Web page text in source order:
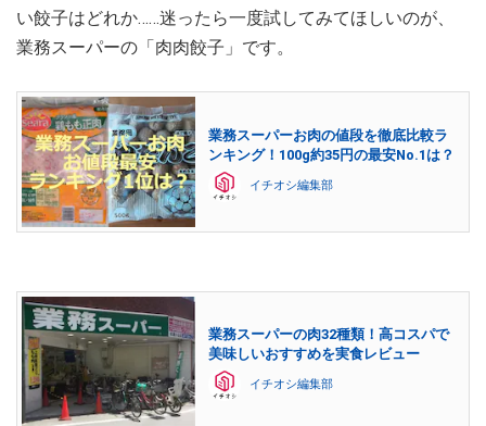
い餃子はどれか……迷ったら一度試してみてほしいのが、
業務スーパーの「肉肉餃子」です。
業務スーパーお肉の値段を徹底比較ラ
ンキング！100g約35円の最安No.1は？
イチオシ編集部
業務スーパーの肉32種類！高コスパで
美味しいおすすめを実食レビュー
イチオシ編集部